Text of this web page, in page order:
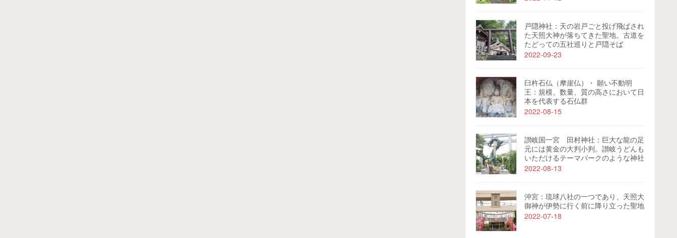
戸隠神社：天の岩戸ごと投げ飛ばされ
た天照大神が落ちてきた聖地。古道を
たどっての五社巡りと戸隠そば
2022-09-23
臼杵石仏（摩崖仏）・ 願い不動明
王：規模、数量、質の高さにおいて日
本を代表する石仏群
2022-08-15
讃岐国一宮 田村神社：巨大な龍の足
元には黄金の大判小判。讃岐うどんも
いただけるテーマパークのような神社
2022-08-13
沖宮：琉球八社の一つであり、天照大
御神が伊勢に行く前に降り立った聖地
2022-07-18